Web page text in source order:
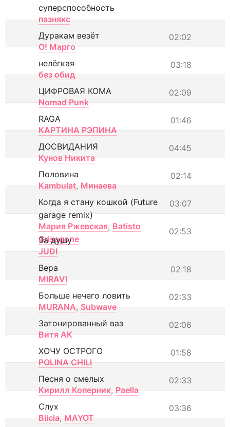
суперспособность
пазнякс
02:02
Дуракам везёт
О! Марго
03:18
нелёгкая
без обид
02:09
ЦИФРОВАЯ КОМА
Nomad Punk
01:46
RAGA
КАРТИНА РЭПИНА
04:45
ДОСВИДАНИЯ
Кунов Никита
02:14
Половина
Kambulat, Минаева
03:07
Когда я стану кошкой (Future
garage remix)
Мария Ржевская, Batisto
Grisagone
02:53
За душу
JUDI
02:18
Вера
MIRAVI
02:33
Больше нечего ловить
MURANA, Subwave
02:06
Затонированный ваз
Витя АК
01:58
ХОЧУ ОСТРОГО
POLINA CHILI
02:33
Песня о смелых
Кирилл Коперник, Paella
03:36
Слух
Biicla, MAYOT